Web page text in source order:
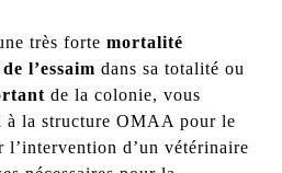
très forte mortalité
l’essaim dans sa totalité ou
de la colonie, vous
à la structure OMAA pour le
l’intervention d’un vétérinaire